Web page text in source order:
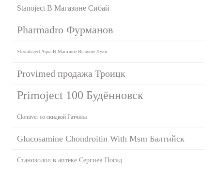
Stanoject В Магазине Сибай
Pharmadro Фурманов
Strombaject Aqua В Магазине Великие Луки
Provimed продажа Троицк
Primoject 100 Будённовск
Clomiver со скидкой Гатчина
Glucosamine Chondroitin With Msm Балтийск
Станозолол в аптеке Сергиев Посад